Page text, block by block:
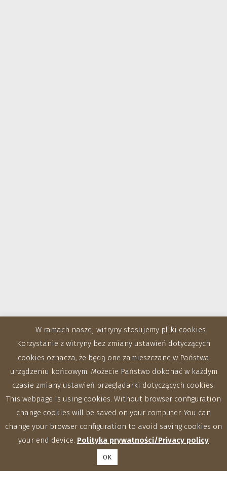
Zakłady
W ramach naszej witryny stosujemy pliki cookies.
Korzystanie z witryny bez zmiany ustawień dotyczących
cookies oznacza, że będą one zamieszczane w Państwa
urządzeniu końcowym. Możecie Państwo dokonać w każdym
czasie zmiany ustawień przeglądarki dotyczących cookies.
This webpage is using cookies. Without browser configuration
change cookies will be saved on your computer. You can
change your browser configuration to avoid saving cookies on
your end device. Polityka prywatności/Privacy policy
OK